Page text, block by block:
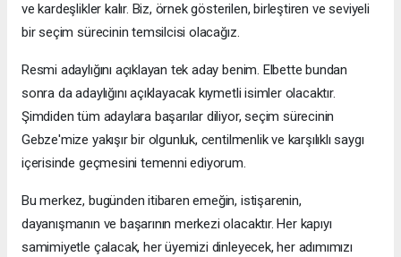
ve kardeşlikler kalır. Biz, örnek gösterilen, birleştiren ve seviyeli
bir seçim sürecinin temsilcisi olacağız.
Resmi adaylığını açıklayan tek aday benim. Elbette bundan
sonra da adaylığını açıklayacak kıymetli isimler olacaktır.
Şimdiden tüm adaylara başarılar diliyor, seçim sürecinin
Gebze'mize yakışır bir olgunluk, centilmenlik ve karşılıklı saygı
içerisinde geçmesini temenni ediyorum.
Bu merkez, bugünden itibaren emeğin, istişarenin,
dayanışmanın ve başarının merkezi olacaktır. Her kapıyı
samimiyetle çalacak, her üyemizi dinleyecek, her adımımızı